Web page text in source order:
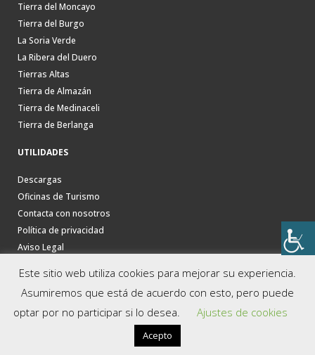
Tierra del Moncayo
Tierra del Burgo
La Soria Verde
La Ribera del Duero
Tierras Altas
Tierra de Almazán
Tierra de Medinaceli
Tierra de Berlanga
UTILIDADES
Descargas
Oficinas de Turismo
Contacta con nosotros
Política de privacidad
Aviso Legal
Este sitio web utiliza cookies para mejorar su experiencia.
Asumiremos que está de acuerdo con esto, pero puede
optar por no participar si lo desea.
Ajustes de cookies
Acepto